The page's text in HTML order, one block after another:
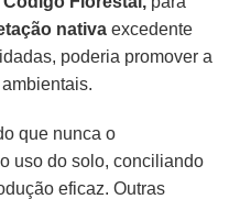
nativa excedente
poderia promover a
que nunca o
uso do solo, conciliando
eficaz. Outras